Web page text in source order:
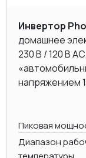
Инвертор
домашнее
230 В / 120 В
напряжением
Пиковая
Диапазон